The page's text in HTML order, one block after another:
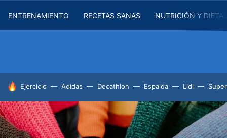
ENTRENAMIENTO RECETAS SANAS NUTRICIÓN Y
HOY SE HABLA DE
Ejercicio Adidas Decathlon Espalda Lidl